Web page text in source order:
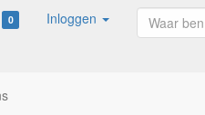
0 Inloggen